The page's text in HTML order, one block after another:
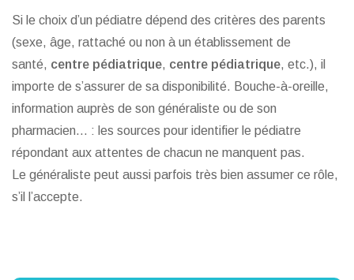
Si le choix d’un pédiatre dépend des critères des parents
(sexe, âge, rattaché ou non à un établissement de
santé, centre pédiatrique, centre pédiatrique, etc.), il
importe de s’assurer de sa disponibilité. Bouche-à-oreille,
information auprès de son généraliste ou de son
pharmacien… : les sources pour identifier le pédiatre
répondant aux attentes de chacun ne manquent pas.
Le généraliste peut aussi parfois très bien assumer ce rôle,
s’il l’accepte.